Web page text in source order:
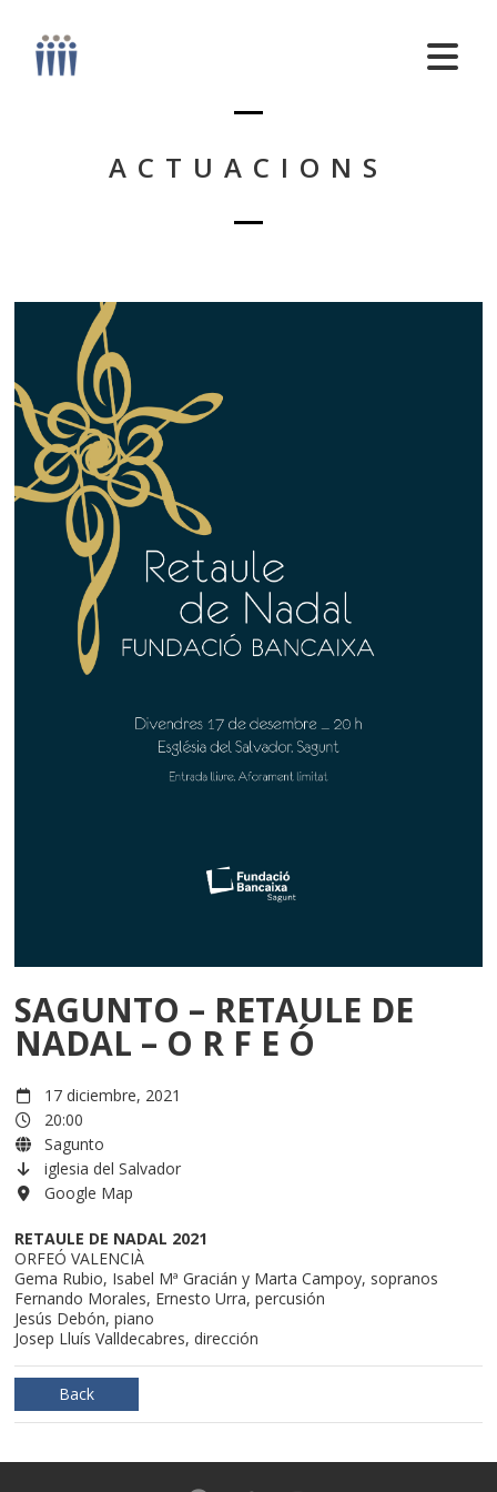
ACTUACIONS
SAGUNTO – RETAULE DE
NADAL – O R F E Ó
17 diciembre, 2021
20:00
Sagunto
iglesia del Salvador
Google Map
RETAULE DE NADAL 2021
ORFEÓ VALENCIÀ
Gema Rubio, Isabel Mª Gracián y Marta Campoy, sopranos
Fernando Morales, Ernesto Urra, percusión
Jesús Debón, piano
Josep Lluís Valldecabres, dirección
Back